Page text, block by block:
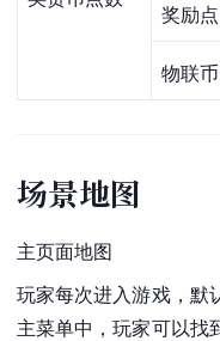
奖励点
物联币
场景地图
主页面地图
玩家每次进入游戏，默
主菜单中，玩家可以找